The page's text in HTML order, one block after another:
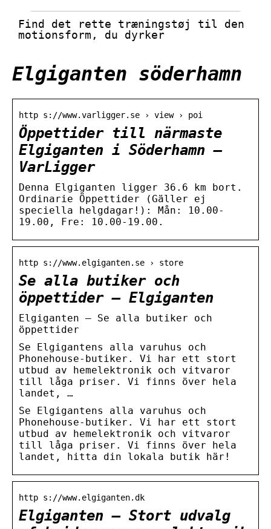
Find det rette træningstøj til den
motionsform, du dyrker
Elgiganten söderhamn
http s://www.varligger.se › view › poi
Öppettider till närmaste
Elgiganten i Söderhamn –
VarLigger
Denna Elgiganten ligger 36.6 km bort.
Ordinarie Öppettider (Gäller ej
speciella helgdagar!): Mån: 10.00-
19.00, Fre: 10.00-19.00.
http s://www.elgiganten.se › store
Se alla butiker och
öppettider – Elgiganten
Elgiganten – Se alla butiker och
öppettider
Se Elgigantens alla varuhus och
Phonehouse-butiker. Vi har ett stort
utbud av hemelektronik och vitvaror
till låga priser. Vi finns över hela
landet, …
Se Elgigantens alla varuhus och
Phonehouse-butiker. Vi har ett stort
utbud av hemelektronik och vitvaror
till låga priser. Vi finns över hela
landet, hitta din lokala butik här!
http s://www.elgiganten.dk
Elgiganten – Stort udvalg